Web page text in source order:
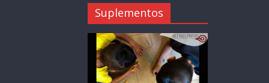
Suplementos